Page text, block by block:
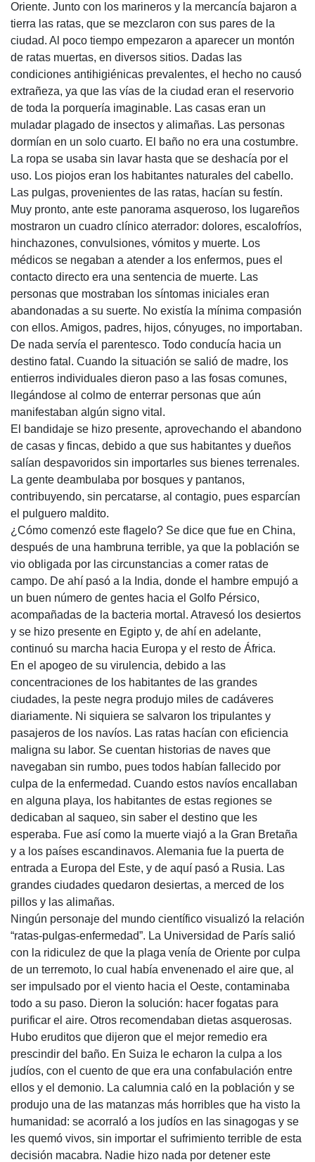
Oriente. Junto con los marineros y la mercancía bajaron a
tierra las ratas, que se mezclaron con sus pares de la
ciudad. Al poco tiempo empezaron a aparecer un montón
de ratas muertas, en diversos sitios. Dadas las
condiciones antihigiénicas prevalentes, el hecho no causó
extrañeza, ya que las vías de la ciudad eran el reservorio
de toda la porquería imaginable. Las casas eran un
muladar plagado de insectos y alimañas. Las personas
dormían en un solo cuarto. El baño no era una costumbre.
La ropa se usaba sin lavar hasta que se deshacía por el
uso. Los piojos eran los habitantes naturales del cabello.
Las pulgas, provenientes de las ratas, hacían su festín.
Muy pronto, ante este panorama asqueroso, los lugareños
mostraron un cuadro clínico aterrador: dolores, escalofríos,
hinchazones, convulsiones, vómitos y muerte. Los
médicos se negaban a atender a los enfermos, pues el
contacto directo era una sentencia de muerte. Las
personas que mostraban los síntomas iniciales eran
abandonadas a su suerte. No existía la mínima compasión
con ellos. Amigos, padres, hijos, cónyuges, no importaban.
De nada servía el parentesco. Todo conducía hacia un
destino fatal. Cuando la situación se salió de madre, los
entierros individuales dieron paso a las fosas comunes,
llegándose al colmo de enterrar personas que aún
manifestaban algún signo vital.
El bandidaje se hizo presente, aprovechando el abandono
de casas y fincas, debido a que sus habitantes y dueños
salían despavoridos sin importarles sus bienes terrenales.
La gente deambulaba por bosques y pantanos,
contribuyendo, sin percatarse, al contagio, pues esparcían
el pulguero maldito.
¿Cómo comenzó este flagelo? Se dice que fue en China,
después de una hambruna terrible, ya que la población se
vio obligada por las circunstancias a comer ratas de
campo. De ahí pasó a la India, donde el hambre empujó a
un buen número de gentes hacia el Golfo Pérsico,
acompañadas de la bacteria mortal. Atravesó los desiertos
y se hizo presente en Egipto y, de ahí en adelante,
continuó su marcha hacia Europa y el resto de África.
En el apogeo de su virulencia, debido a las
concentraciones de los habitantes de las grandes
ciudades, la peste negra produjo miles de cadáveres
diariamente. Ni siquiera se salvaron los tripulantes y
pasajeros de los navíos. Las ratas hacían con eficiencia
maligna su labor. Se cuentan historias de naves que
navegaban sin rumbo, pues todos habían fallecido por
culpa de la enfermedad. Cuando estos navíos encallaban
en alguna playa, los habitantes de estas regiones se
dedicaban al saqueo, sin saber el destino que les
esperaba. Fue así como la muerte viajó a la Gran Bretaña
y a los países escandinavos. Alemania fue la puerta de
entrada a Europa del Este, y de aquí pasó a Rusia. Las
grandes ciudades quedaron desiertas, a merced de los
pillos y las alimañas.
Ningún personaje del mundo científico visualizó la relación
“ratas-pulgas-enfermedad”. La Universidad de París salió
con la ridiculez de que la plaga venía de Oriente por culpa
de un terremoto, lo cual había envenenado el aire que, al
ser impulsado por el viento hacia el Oeste, contaminaba
todo a su paso. Dieron la solución: hacer fogatas para
purificar el aire. Otros recomendaban dietas asquerosas.
Hubo eruditos que dijeron que el mejor remedio era
prescindir del baño. En Suiza le echaron la culpa a los
judíos, con el cuento de que era una confabulación entre
ellos y el demonio. La calumnia caló en la población y se
produjo una de las matanzas más horribles que ha visto la
humanidad: se acorraló a los judíos en las sinagogas y se
les quemó vivos, sin importar el sufrimiento terrible de esta
decisión macabra. Nadie hizo nada por detener este